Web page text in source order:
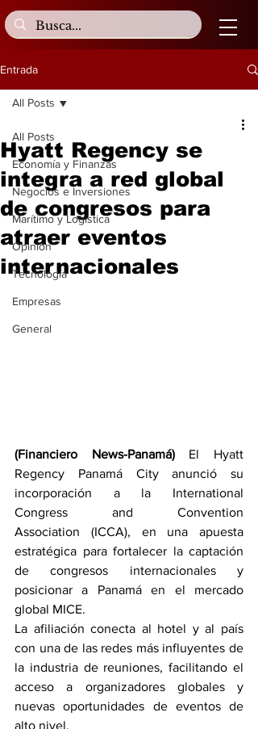
Entrada
All Posts
Economía y Finanzas
Negocios e Inversiones
Marítimo y Logística
Opinión
Tecnología
Empresas
General
All Posts
Hyatt Regency se
integra a red global
de congresos para
atraer eventos
internacionales
(Financiero News-Panamá) El Hyatt
Regency Panamá City anunció su
incorporación a la International
Congress and Convention
Association (ICCA), en una apuesta
estratégica para fortalecer la captación
de congresos internacionales y
posicionar a Panamá en el mercado
global MICE.
La afiliación conecta al hotel y al país
con una de las redes más influyentes de
la industria de reuniones, facilitando el
acceso a organizadores globales y
nuevas oportunidades de eventos de
alto nivel.